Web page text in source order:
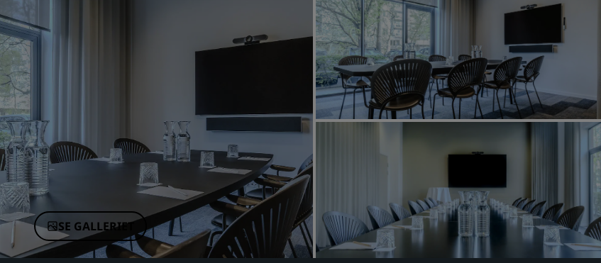
Tilknyttede brands i Kina
Resorter
Lufthavnshoteller
Nye og kommende
Møder og
Opdag Radisson
Anmod om et tilbud
Destinationer til
Brancheløsninger
SE GALLERIET